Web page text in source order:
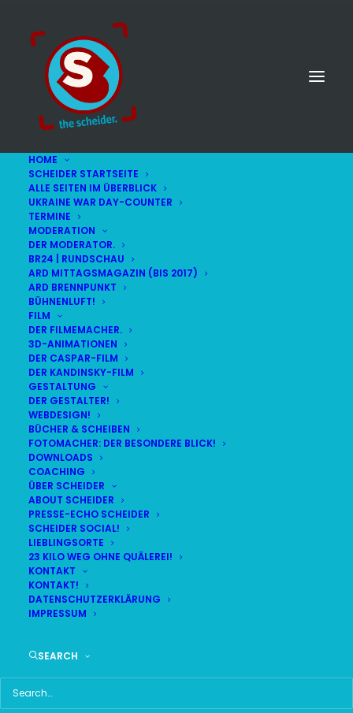
HOME
SCHEIDER STARTSEITE
ALLE SEITEN IM ÜBERBLICK
UKRAINE WAR DAY-COUNTER
TERMINE
MODERATION
DER MODERATOR.
BR24 | RUNDSCHAU
ARD MITTAGSMAGAZIN (BIS 2017)
ARD BRENNPUNKT
BÜHNENLUFT!
FILM
DER FILMEMACHER.
3D-ANIMATIONEN
DER CASPAR-FILM
DER KANDINSKY-FILM
GESTALTUNG
DER GESTALTER!
WEBDESIGN!
BÜCHER & SCHEIBEN
FOTOMACHER: DER BESONDERE BLICK!
DOWNLOADS
COACHING
ÜBER SCHEIDER
ABOUT SCHEIDER
PRESSE-ECHO SCHEIDER
SCHEIDER SOCIAL!
LIEBLINGSORTE
23 KILO WEG OHNE QUÄLEREI!
KONTAKT
KONTAKT!
DATENSCHUTZERKLÄRUNG
IMPRESSUM
SEARCH
Podiumsdiskussionen
DAS HIER HABE ICH GEFUNDEN: